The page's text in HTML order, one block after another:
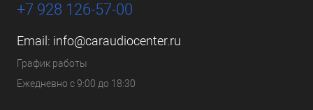
+7 928 126-57-00
Email: info@caraudiocenter.ru
График работы
Ежедневно с 9:00 до 18:30